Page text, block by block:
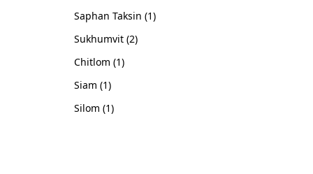
Saphan Taksin (1)
Sukhumvit (2)
Chitlom (1)
Siam (1)
Silom (1)